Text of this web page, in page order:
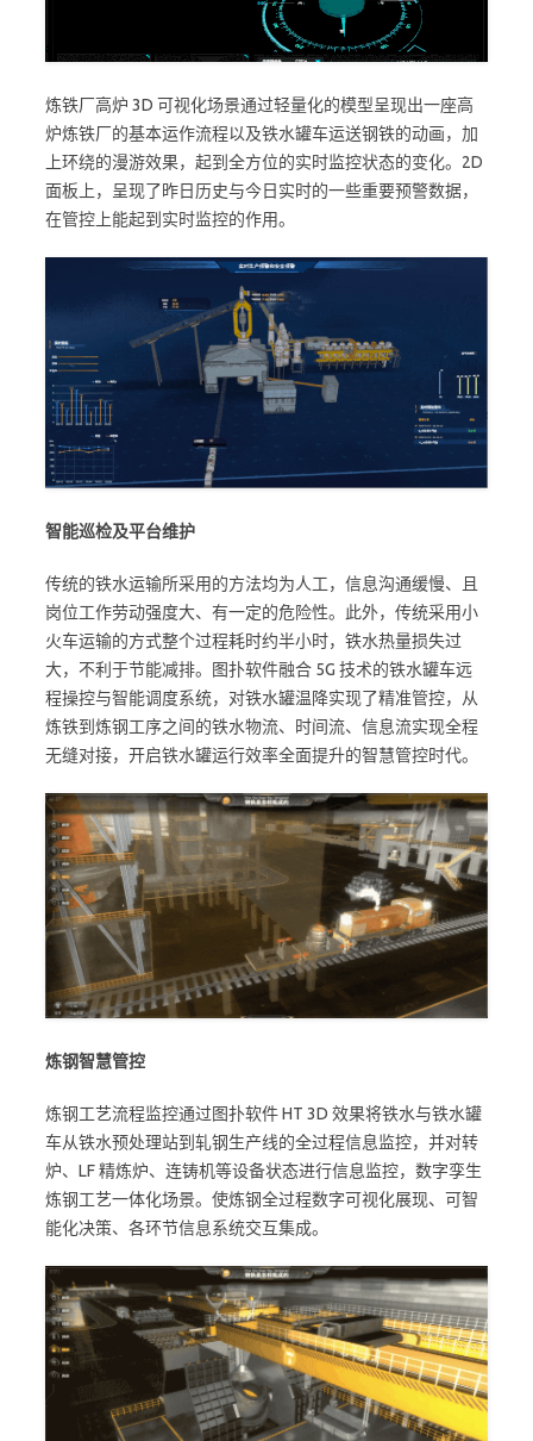
炼铁厂高炉 3D 可视化场景通过轻量化的模型呈现出一座高
炉炼铁厂的基本运作流程以及铁水罐车运送钢铁的动画，加
上环绕的漫游效果，起到全方位的实时监控状态的变化。2D
面板上，呈现了昨日历史与今日实时的一些重要预警数据，
在管控上能起到实时监控的作用。
智能巡检及平台维护
传统的铁水运输所采用的方法均为人工，信息沟通缓慢、且
岗位工作劳动强度大、有一定的危险性。此外，传统采用小
火车运输的方式整个过程耗时约半小时，铁水热量损失过
大，不利于节能减排。图扑软件融合 5G 技术的铁水罐车远
程操控与智能调度系统，对铁水罐温降实现了精准管控，从
炼铁到炼钢工序之间的铁水物流、时间流、信息流实现全程
无缝对接，开启铁水罐运行效率全面提升的智慧管控时代。
炼钢智慧管控
炼钢工艺流程监控通过图扑软件 HT 3D 效果将铁水与铁水罐
车从铁水预处理站到轧钢生产线的全过程信息监控，并对转
炉、LF 精炼炉、连铸机等设备状态进行信息监控，数字孪生
炼钢工艺一体化场景。使炼钢全过程数字可视化展现、可智
能化决策、各环节信息系统交互集成。